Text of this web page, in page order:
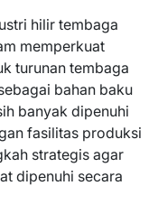
hilir tembaga
memperkuat
turunan tembaga
bahan baku
banyak dipenuhi
fasilitas produksi
strategis agar
dipenuhi secara